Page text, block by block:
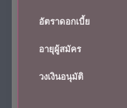
อัตราดอกเบี้ย
อายุผู้สมัคร
วงเงินอนุมัติ